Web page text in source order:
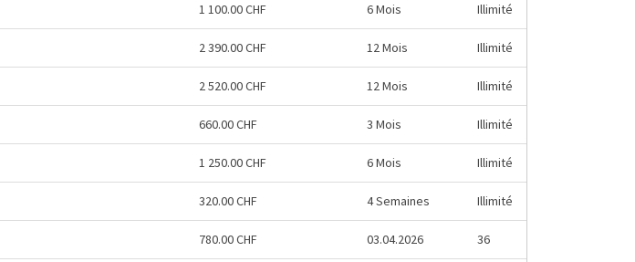
1 100.00 CHF 6 Mois Illimité
2 390.00 CHF 12 Mois Illimité
2 520.00 CHF 12 Mois Illimité
660.00 CHF 3 Mois Illimité
1 250.00 CHF 6 Mois Illimité
320.00 CHF 4 Semaines Illimité
780.00 CHF 03.04.2026 36